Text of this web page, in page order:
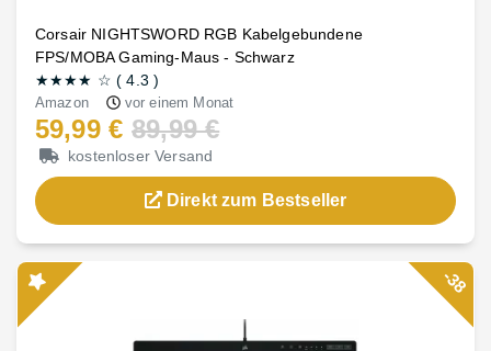
Corsair NIGHTSWORD RGB Kabelgebundene
FPS/MOBA Gaming-Maus - Schwarz
★★★★ ☆ (4.3 )
Amazon vor einem Monat
59,99 € 89,99 €
kostenloser Versand
Direkt zum Bestseller
-38